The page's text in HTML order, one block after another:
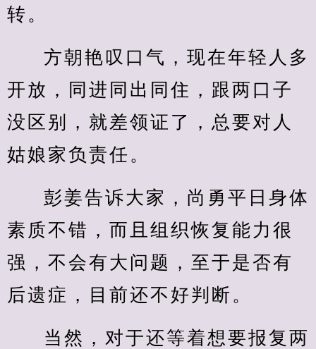
转。
方朝艳叹口气，现在年轻人多
开放，同进同出同住，跟两口子
没区别，就差领证了，总要对人
姑娘家负责任。
彭姜告诉大家，尚勇平日身体
素质不错，而且组织恢复能力很
强，不会有大问题，至于是否有
后遗症，目前还不好判断。
当然，对于还等着想要报复两